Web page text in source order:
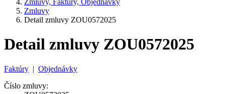
Zmluvy, Faktúry, Objednávky
Zmluvy
Detail zmluvy ZOU0572025
Detail zmluvy ZOU0572025
Faktúry | Objednávky
Číslo zmluvy: